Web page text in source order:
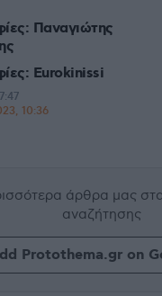
Παναγιώτης
Eurokinissi
10:36
άρθρα μας
αναζήτησης
Protothema.gr on